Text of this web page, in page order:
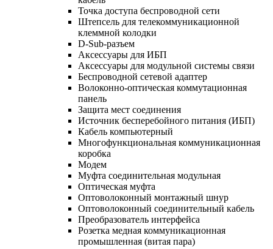
Точка доступа беспроводной сети
Штепсель для телекоммуникационной
клеммной колодки
D-Sub-разъем
Аксессуары для ИБП
Аксессуары для модульной системы связи
Беспроводной сетевой адаптер
Волоконно-оптическая коммутационная
панель
Защита мест соединения
Источник бесперебойного питания (ИБП)
Кабель компьютерный
Многофункциональная коммуникационная
коробка
Модем
Муфта соединительная модульная
Оптическая муфта
Оптоволоконный монтажный шнур
Оптоволоконный соединительный кабель
Преобразователь интерфейса
Розетка медная коммуникационная
промышленная (витая пара)